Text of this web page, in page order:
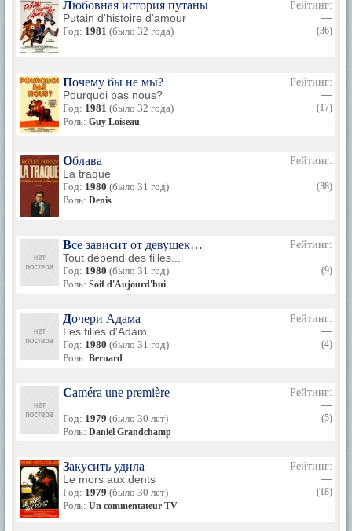
Любовная история путаны
Putain d'histoire d'amour
Год: 1981 (было 32 года)
Рейтинг:
—
(36)
Почему бы не мы?
Pourquoi pas nous?
Год: 1981 (было 32 года)
Роль: Guy Loiseau
Рейтинг:
—
(17)
Облава
La traque
Год: 1980 (было 31 год)
Роль: Denis
Рейтинг:
—
(38)
Все зависит от девушек…
Tout dépend des filles...
Год: 1980 (было 31 год)
Роль: Soif d'Aujourd'hui
Рейтинг:
—
(9)
Дочери Адама
Les filles d'Adam
Год: 1980 (было 31 год)
Роль: Bernard
Рейтинг:
—
(4)
Caméra une première
Год: 1979 (было 30 лет)
Роль: Daniel Grandchamp
Рейтинг:
—
(5)
Закусить удила
Le mors aux dents
Год: 1979 (было 30 лет)
Роль: Un commentateur TV
Рейтинг:
—
(18)